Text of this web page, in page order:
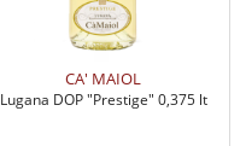
CA' MAIOL
Lugana DOP "Prestige" 0,375 lt